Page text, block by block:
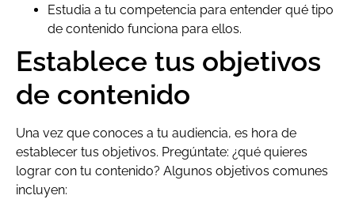
Estudia a tu competencia para entender qué tipo
de contenido funciona para ellos.
Establece tus objetivos
de contenido
Una vez que conoces a tu audiencia, es hora de
establecer tus objetivos. Pregúntate: ¿qué quieres
lograr con tu contenido? Algunos objetivos comunes
incluyen: